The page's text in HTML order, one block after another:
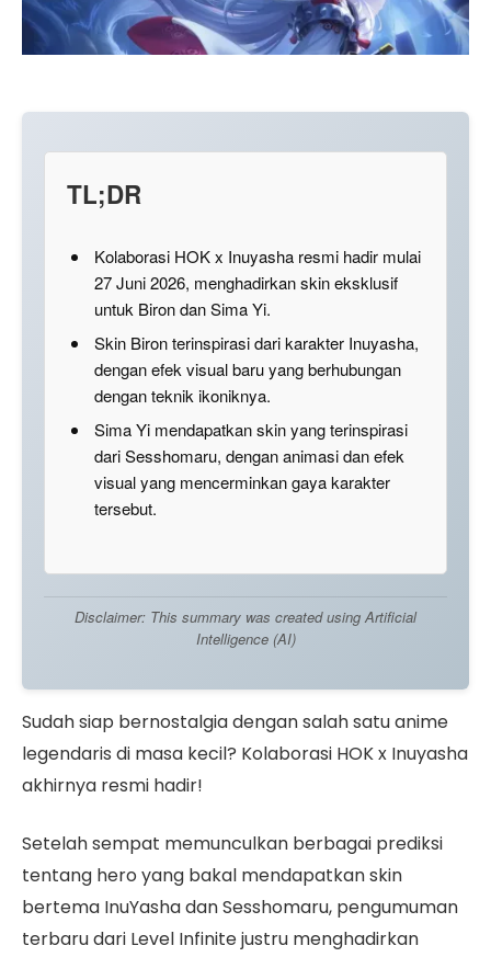
TL;DR
Kolaborasi HOK x Inuyasha resmi hadir mulai
27 Juni 2026, menghadirkan skin eksklusif
untuk Biron dan Sima Yi.
Skin Biron terinspirasi dari karakter Inuyasha,
dengan efek visual baru yang berhubungan
dengan teknik ikoniknya.
Sima Yi mendapatkan skin yang terinspirasi
dari Sesshomaru, dengan animasi dan efek
visual yang mencerminkan gaya karakter
tersebut.
Disclaimer: This summary was created using Artificial
Intelligence (AI)
Sudah siap bernostalgia dengan salah satu anime
legendaris di masa kecil? Kolaborasi HOK x Inuyasha
akhirnya resmi hadir!
Setelah sempat memunculkan berbagai prediksi
tentang hero yang bakal mendapatkan skin
bertema InuYasha dan Sesshomaru, pengumuman
terbaru dari Level Infinite justru menghadirkan